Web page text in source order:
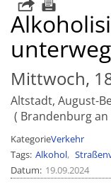
Mittwoch,
Altstadt, August-
Brandenburg an
KategorieVerkehr
Tags Alkohol
Datum 19.09.2024